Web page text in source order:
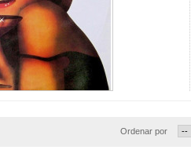
Ordenar por